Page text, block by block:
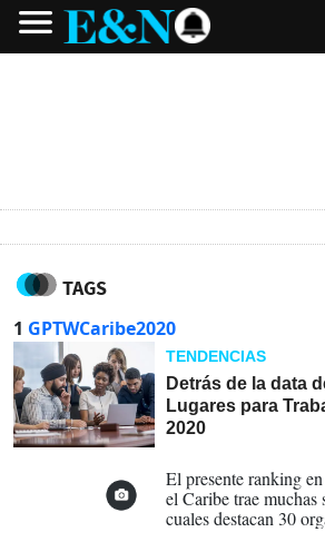
TAGS
1 GPTWCaribe2020
TENDENCIAS
Detrás de la data
Lugares para
2020
El presente ranking
el Caribe trae muchas
cuales destacan 30